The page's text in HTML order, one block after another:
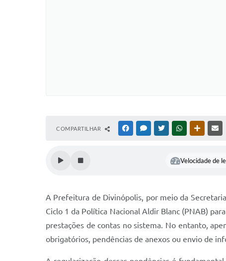
COMPARTILHAR FACEBOOKMESSENGER
TWITTERWHATSAPPOUTRAS
Velocidade de
A Prefeitura de Divinópolis, por meio da
Ciclo 1 da Política Nacional Aldir Blanc (PNAB)
prestações de contas no sistema. No entanto,
obrigatórios, pendências de anexos ou envio de